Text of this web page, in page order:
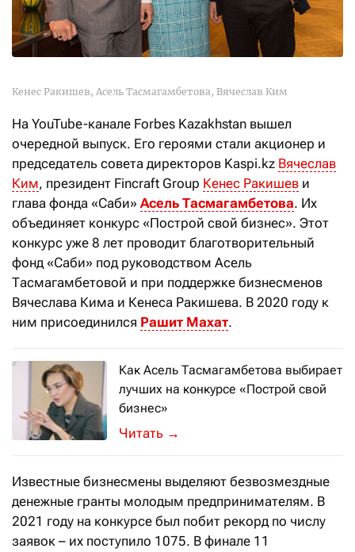
Кенес Ракишев, Асель Тасмагамбетова, Вячеслав Ким
На YouTube-канале Forbes Kazakhstan вышел
очередной выпуск. Его героями стали акционер и
председатель совета директоров Kaspi.kz Вячеслав
Ким, президент Fincraft Group Кенес Ракишев и
глава фонда «Саби» Асель Тасмагамбетова. Их
объединяет конкурс «Построй свой бизнес». Этот
конкурс уже 8 лет проводит благотворительный
фонд «Саби» под руководством Асель
Тасмагамбетовой и при поддержке бизнесменов
Вячеслава Кима и Кенеса Ракишева. В 2020 году к
ним присоединился Рашит Махат.
Как Асель Тасмагамбетова выбирает
лучших на конкурсе «Построй свой
бизнес»
Среди участников конкурса —
→
Известные бизнесмены выделяют безвозмездные
денежные гранты молодым предпринимателям. В
2021 году на конкурсе был побит рекорд по числу
заявок – их поступило 1075. В финале 11